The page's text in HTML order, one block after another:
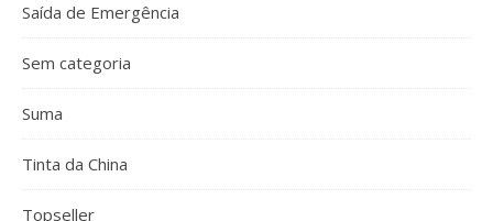
Saída de Emergência
Sem categoria
Suma
Tinta da China
Topseller